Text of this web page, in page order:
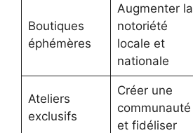
Boutiques
éphémères
Augmenter la
notoriété
locale et
nationale
Ateliers
exclusifs
Créer une
communauté
et fidéliser